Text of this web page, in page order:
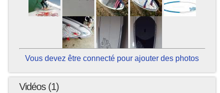
Vous devez être connecté pour ajouter des photos
Vidéos (1)